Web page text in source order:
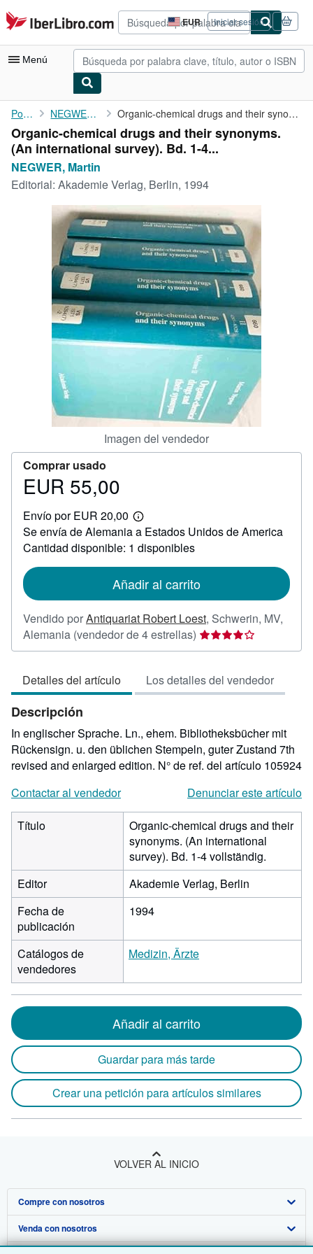
Pasar al contenido principal
IberLibro.com EUR
Preferencias
de
compra
del
Iniciar sesión
Menú
Mi cuenta
Consultar mis pedidos
Búsqueda avanzada
Colecciones
Libros antiguos
Arte y coleccionismo
Vendedores
Comenzar a vender
CERRAR
Portada NEGWER, Martin Organic-chemical drugs and their synonyms. (An international ...
Organic-chemical drugs and their synonyms.
(An international survey). Bd. 1-4...
NEGWER, Martin
Editorial: Akademie Verlag, Berlin, 1994
Imagen del vendedor
Comprar usado
Precio
55,00
EUR 55,00
Envío por EUR 20,00
Más
información
sobre
las
envío
Se envía de Alemania a Estados Unidos de America
Cantidad disponible: 1 disponibles
Añadir al carrito
Vendido porAntiquariat Robert Loest, Schwerin, MV,
Alemania (vendedor de 4 estrellas) Calificación
del
4
de
estrellas
Detalles del artículo Los detalles del vendedor
Descripción
In englischer Sprache. Ln., ehem. Bibliotheksbücher mit
Rückensign. u. den üblichen Stempeln, guter Zustand 7th
revised and enlarged edition. N° de ref. del artículo 105924
Contactar al vendedor
Denunciar este artículo
Título
Organic-chemical drugs and their
synonyms. (An international
survey). Bd. 1-4 vollständig.
Editor
Akademie Verlag, Berlin
Fecha de
publicación
1994
Catálogos de
vendedores
Medizin, Ärzte
Añadir al carrito
Guardar para más tarde
Crear una petición para artículos similares
VOLVER AL INICIO
Compre con nosotros
Búsqueda avanzada
Venda con nosotros